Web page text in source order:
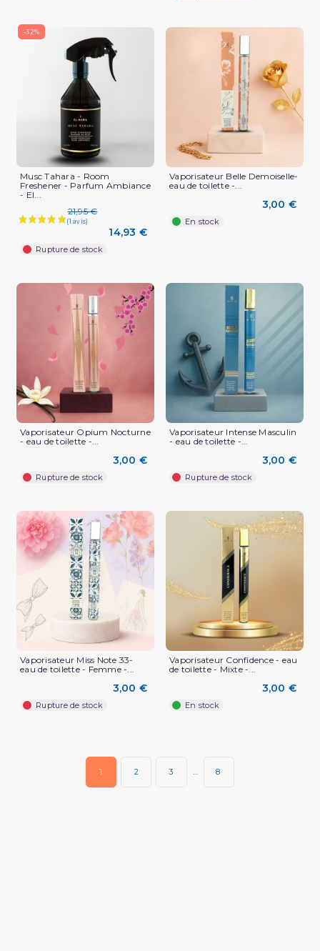
-32%
Musc Tahara - Room
Freshener - Parfum Ambiance
- El...
21,95 €
14,93 €
Rupture de stock
Vaporisateur Belle Demoiselle-
eau de toilette -...
3,00 €
En stock
Vaporisateur Opium Nocturne
- eau de toilette -...
3,00 €
Rupture de stock
Vaporisateur Intense Masculin
- eau de toilette -...
3,00 €
Rupture de stock
Vaporisateur Miss Note 33-
eau de toilette - Femme -...
3,00 €
Rupture de stock
Vaporisateur Confidence - eau
de toilette - Mixte -...
3,00 €
En stock
1 2 3 … 8